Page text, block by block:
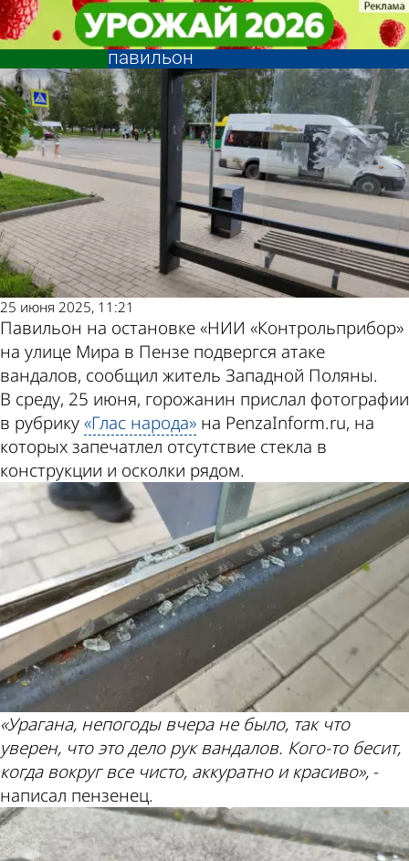
На остановке «НИИ
«Контрольприбор» повредили
павильон
Глас народа
25 июня 2025, 11:21
Павильон на остановке «НИИ «Контрольприбор»
на улице Мира в Пензе подвергся атаке
вандалов, сообщил житель Западной Поляны.
В среду, 25 июня, горожанин прислал фотографии
в рубрику«Глас народа» на PenzaInform.ru, на
которых запечатлел отсутствие стекла в
конструкции и осколки рядом.
«Урагана, непогоды вчера не было, так что
уверен, что это дело рук вандалов. Кого-то бесит,
когда вокруг все чисто, аккуратно и красиво»,-
написал пензенец.
На остановке «НИИ
«Контрольприбор» повредили
павильон
Глас народа
Другие
новости по
теме
Погода и курсы
валют в Пензе